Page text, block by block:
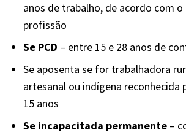
anos de trabalho, de acordo com
profissão
Se PCD – entre 15 e 28 anos de
Se aposenta se for trabalhadora
artesanal ou indígena reconhecida
15 anos
Se incapacitada permanente –